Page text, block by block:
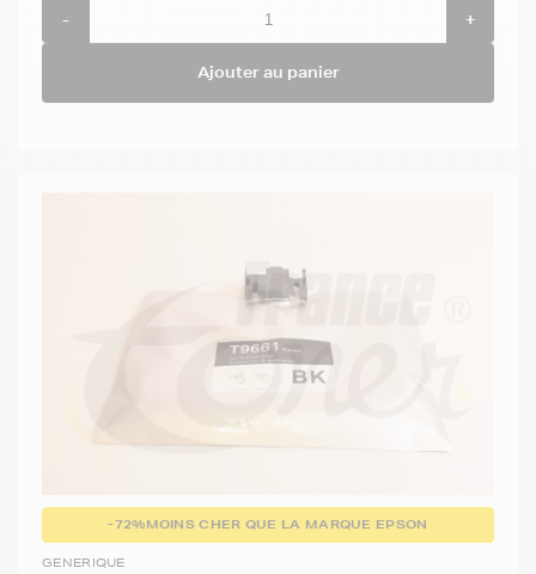
- +
Ajouter au panier
-72%MOINS CHER QUE LA MARQUE EPSON
GENERIQUE